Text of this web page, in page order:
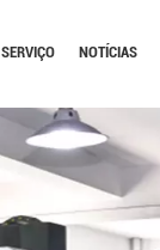
SERVIÇO NOTÍCIAS